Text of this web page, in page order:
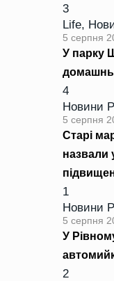
3
Life,
5 серпня
У парку
4
Новини
5 серпня
Старі
назвали
1
Новини
5 серпня
У
2